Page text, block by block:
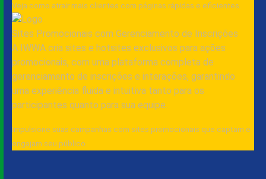
Veja como atrair mais clientes com páginas rápidas e eficientes.
Sites Promocionais com Gerenciamento de Inscrições
A IWWA cria sites e hotsites exclusivos para ações
promocionais, com uma plataforma completa de
gerenciamento de inscrições e interações, garantindo
uma experiência fluida e intuitiva tanto para os
participantes quanto para sua equipe.
Impulsione suas campanhas com sites promocionais que captam e
engajam seu público.